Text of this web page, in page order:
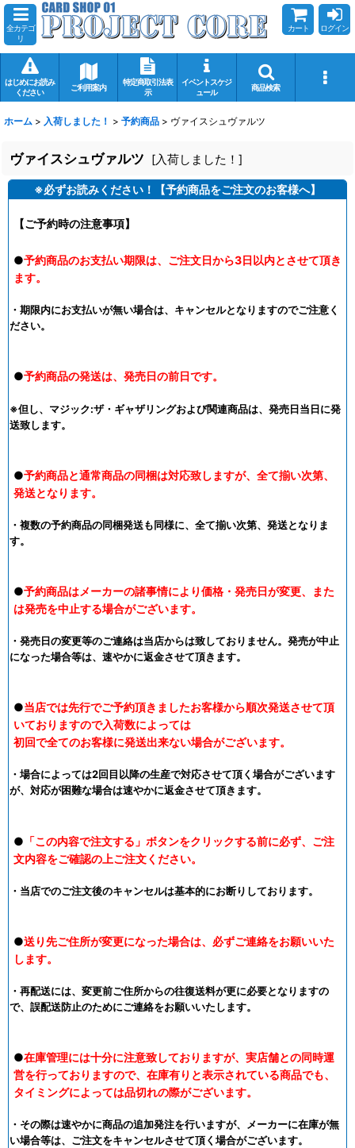
全カテゴ
リ
カート ログイン
はじめにお読み
ください
ご利用案内
特定商取引法表
示
イベントスケジ
ュール
商品検索
ホーム > 入荷しました！ > 予約商品 > ヴァイスシュヴァルツ
ヴァイスシュヴァルツ [入荷しました！ ]
※必ずお読みください！【予約商品をご注文のお客様へ】
【ご予約時の注意事項】
●予約商品のお支払い期限は、ご注文日から3日以内とさせて頂き
ます。
・期限内にお支払いが無い場合は、キャンセルとなりますのでご注意く
ださい。
●予約商品の発送は、発売日の前日です。
※但し、マジック:ザ・ギャザリングおよび関連商品は、発売日当日に発
送致します。
●予約商品と通常商品の同梱は対応致しますが、全て揃い次第、
発送となります。
・複数の予約商品の同梱発送も同様に、全て揃い次第、発送となりま
す。
●予約商品はメーカーの諸事情により価格・発売日が変更、また
は発売を中止する場合がございます。
・発売日の変更等のご連絡は当店からは致しておりません。発売が中止
になった場合等は、速やかに返金させて頂きます。
●当店では先行でご予約頂きましたお客様から順次発送させて頂
いておりますので入荷数によっては
初回で全てのお客様に発送出来ない場合がございます。
・場合によっては2回目以降の生産で対応させて頂く場合がございます
が、対応が困難な場合は速やかに返金させて頂きます。
● 「この内容で注文する」ボタンをクリックする前に必ず、ご注
文内容をご確認の上ご注文ください。
・当店でのご注文後のキャンセルは基本的にお断りしております。
●送り先ご住所が変更になった場合は、必ずご連絡をお願いいた
します。
・再配送には、変更前ご住所からの往復送料が更に必要となりますの
で、誤配送防止のためにご連絡をお願いいたします。
●在庫管理には十分に注意致しておりますが、実店舗との同時運
営を行っておりますので、在庫有りと表示されている商品でも、
タイミングによっては品切れの際がございます。
・その際は速やかに商品の追加発注を行いますが、メーカーに在庫が無
い場合等は、ご注文をキャンセルさせて頂く場合がございます。